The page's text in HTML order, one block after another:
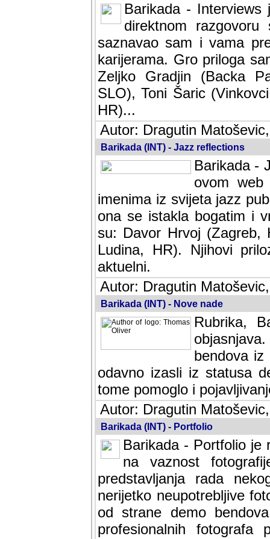
Barikada -
direktnom
saznavao sam i vama
karijerama. Gro priloga
Zeljko Gradjin (Backa
SLO), Toni Šaric
HR)...
Autor: Dragutin
Barikada (INT) - Jazz reflections
Barikada -
ovom web
imenima iz svijeta jazz
ona se istakla bogatim i
su: Davor Hrvoj (Zagreb,
Ludina, HR). Njihovi
aktuelni.
Autor: Dragutin
Barikada (INT) - Nove nade
Rubrika,
bendova
odavno izasli iz statusa
tome pomoglo i
Autor: Dragutin
Barikada (INT) - Portfolio
Barikada - Portfolio je
na vaznost
predstavljanja rada
nerijetko neupotrebljive
od strane demo
profesionalnih fotografa